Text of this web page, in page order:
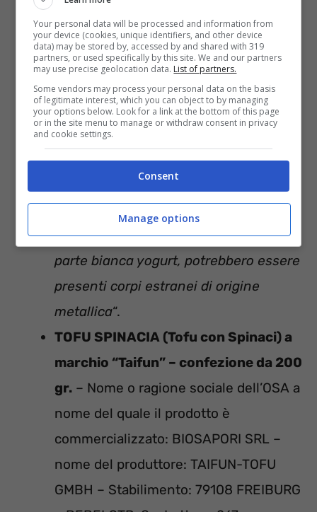
confezione da 140 gr.
dall’azienda Granarolo SpA nello
stabilimento di Pasturago sito in Strada
Provinciale 30, SNC a Vernate in
provincia di Milano- Lotto n. Y3143D
con data di scadenza al 06/07/2023 –
marchio di identificazione del
produttore: IT03170CE. La motivazione
ufficiale per il richiamo è la seguente:
“All’interno di un unico vasetto, nella
parte bianca yogurt, potrebbero essere
presenti corpi estranei di origine
metallica“.
TOFU SPINACIA (Tofu con Spinaci) a
marchio “Taifun” – confezione da 200
gr. – Nome o ragione sociale dell’OSA a
nome del quale il prodotto è
commercializzato: BIOSAPORI SRL –
nome del produttore: TAIFUN-TOFU
GMBH – Stabilimento: 79108 FREIBURG
Your personal data will be processed and information from
your device (cookies, unique identifiers, and other device
data) may be stored by, accessed by and shared with 319
partners, or used specifically by this site. We and our partners
may use precise geolocation data. List of partners.
Some vendors may process your personal data on the basis
of legitimate interest, which you can object to by managing
your options below. Look for a link at the bottom of this page
or in the site menu to manage or withdraw consent in privacy
and cookie settings.
Consent
Manage options